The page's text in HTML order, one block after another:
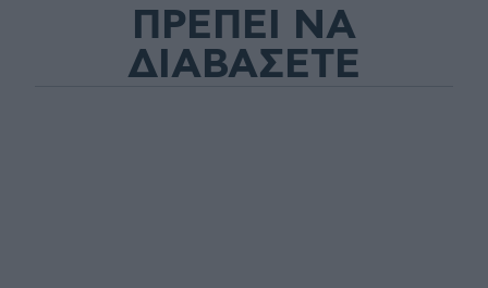
ΠΡΕΠΕΙ ΝΑ
ΔΙΑΒΑΣΕΤΕ